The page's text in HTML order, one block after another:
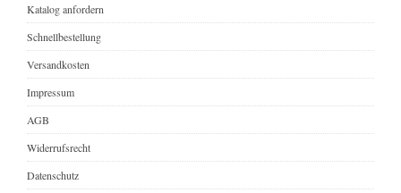
Katalog anfordern
Schnellbestellung
Versandkosten
Impressum
AGB
Widerrufsrecht
Datenschutz